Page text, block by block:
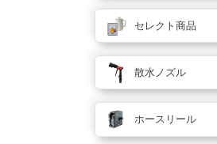
セレクト商品
散水ノズル
ホースリール